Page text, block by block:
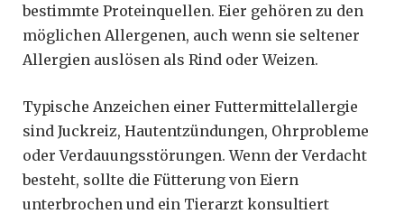
bestimmte Proteinquellen. Eier gehören zu den
möglichen Allergenen, auch wenn sie seltener
Allergien auslösen als Rind oder Weizen.
Typische Anzeichen einer Futtermittelallergie
sind Juckreiz, Hautentzündungen, Ohrprobleme
oder Verdauungsstörungen. Wenn der Verdacht
besteht, sollte die Fütterung von Eiern
unterbrochen und ein Tierarzt konsultiert